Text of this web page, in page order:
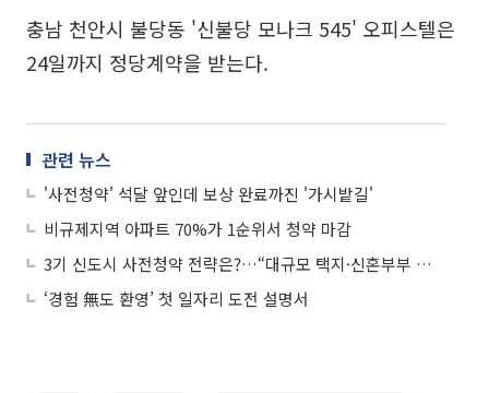
충남 천안시 불당동 '신불당 모나크 545' 오피스텔은
24일까지 정당계약을 받는다.
관련 뉴스
'사전청약' 석달 앞인데 보상 완료까진 '가시밭길'
비규제지역 아파트 70%가 1순위서 청약 마감
3기 신도시 사전청약 전략은?…“대규모 택지·신혼부부 특공 노려야”
‘경험 無도 환영’ 첫 일자리 도전 설명서